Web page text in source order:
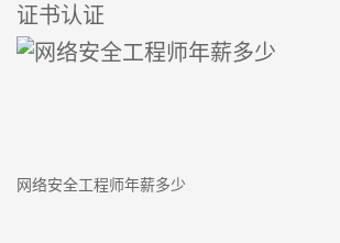
证书认证
网络安全工程师年薪多少